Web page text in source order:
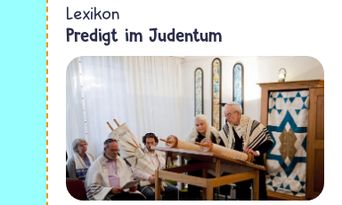
Lexikon
Predigt im Judentum